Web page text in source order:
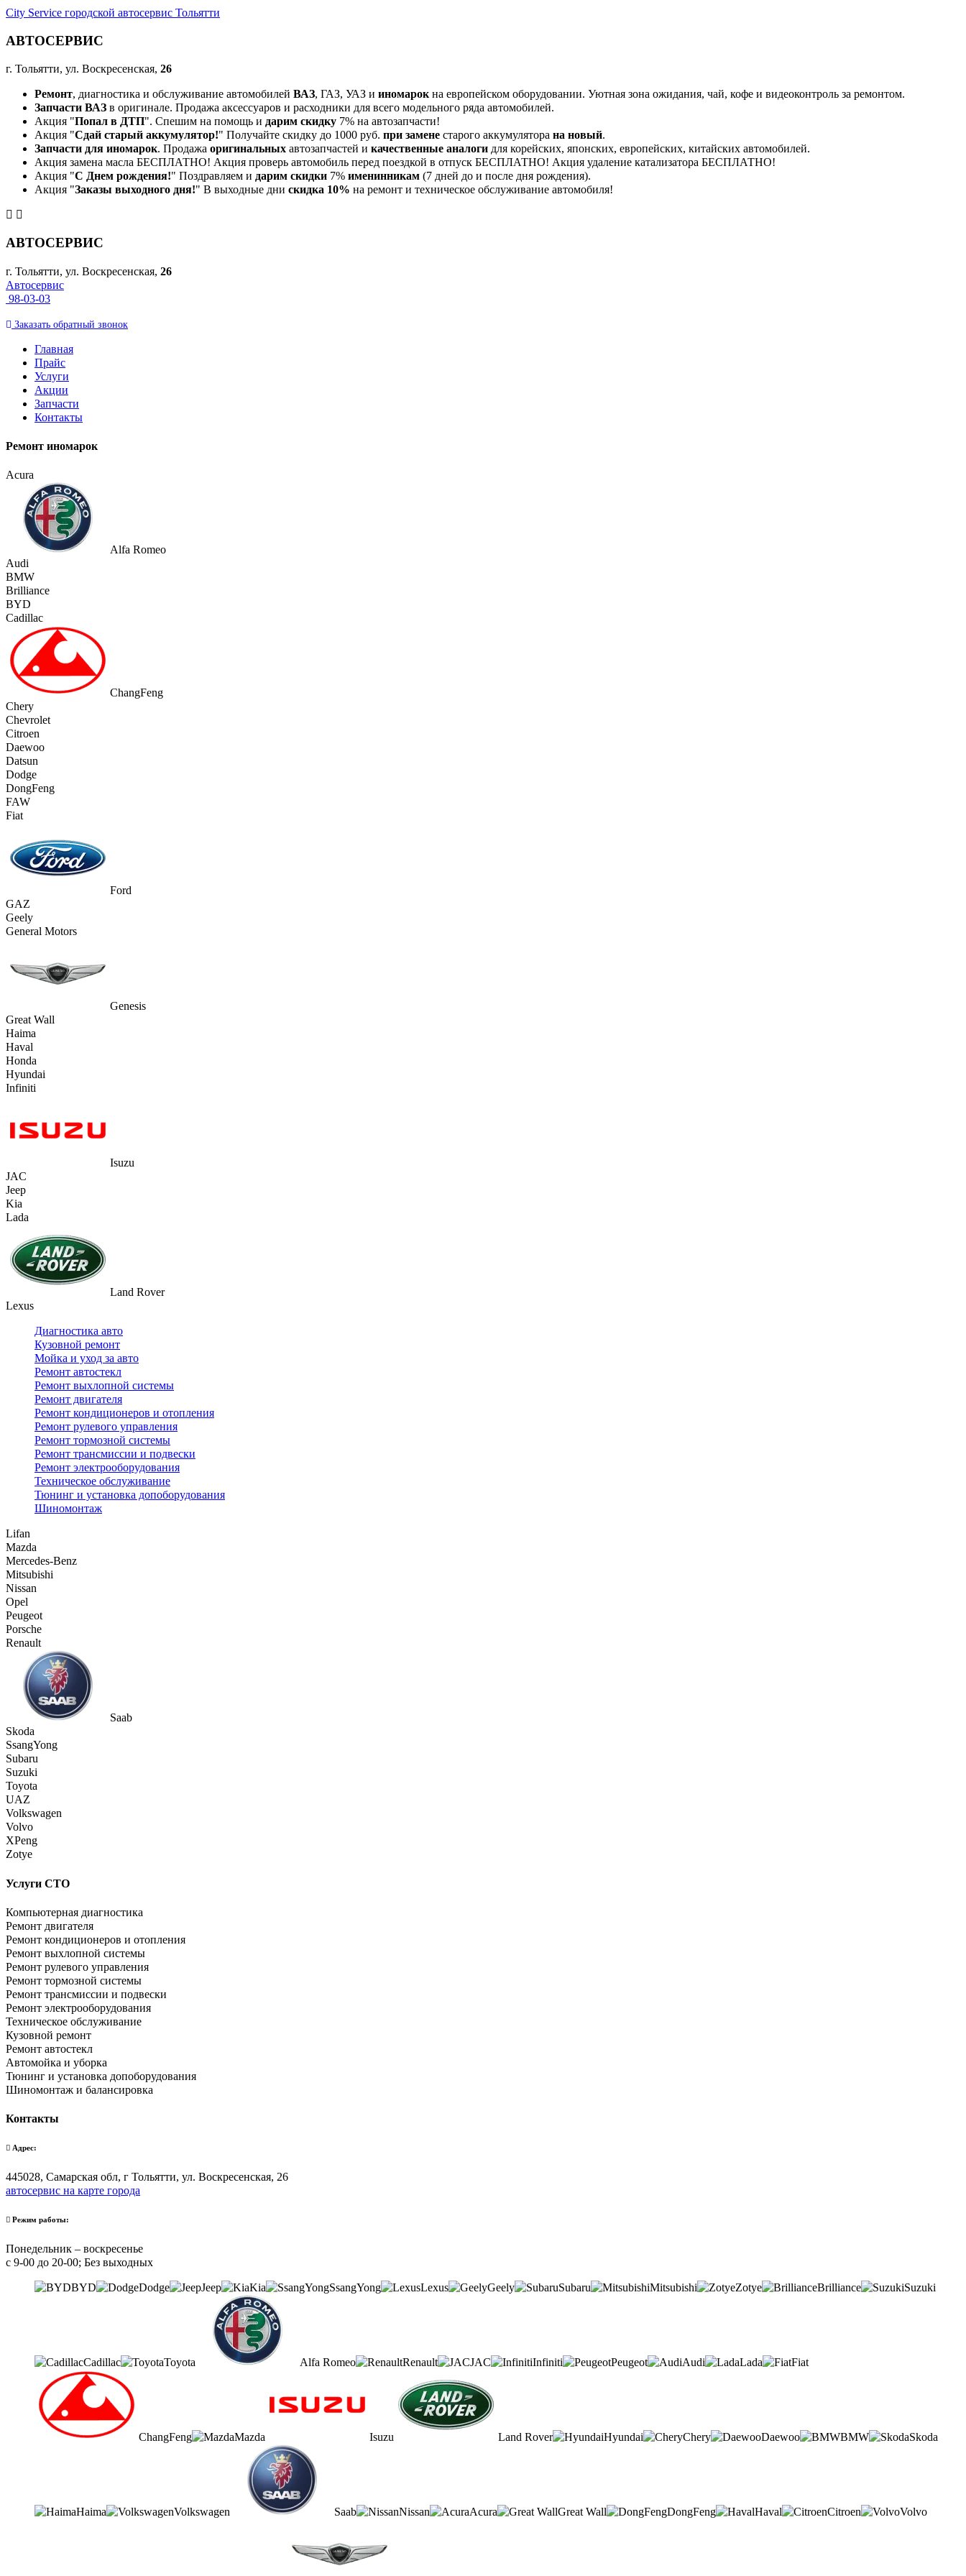
City Service городской автосервис Тольятти
АВТОСЕРВИС
г. Тольятти, ул. Воскресенская, 26
Ремонт, диагностика и обслуживание автомобилей ВАЗ, ГАЗ, УАЗ и иномарокна европейском оборудовании. Уютная зона ожидания, чай, кофе и видеоконтроль за ремонтом.
Запчасти ВАЗ в оригинале. Продажа аксессуаров и расходники для всего модельного ряда автомобилей.
Акция "Попал в ДТП". Спешим на помощь и дарим скидку 7% на автозапчасти!
Акция "Сдай старый аккумулятор!" Получайте скидку до 1000 руб. при замене старого аккумулятора на новый.
Запчасти для иномарок. Продажа оригинальных автозапчастей и качественные аналоги для корейских, японских, европейских, китайских автомобилей.
Акция замена масла БЕСПЛАТНО! Акция проверь автомобиль перед поездкой в отпуск БЕСПЛАТНО! Акция удаление катализатора БЕСПЛАТНО!
Акция "С Днем рождения!" Поздравляем и дарим скидки 7% именинникам (7 дней до и после дня рождения).
Акция "Заказы выходного дня!" В выходные дни скидка 10% на ремонт и техническое обслуживание автомобиля!
АВТОСЕРВИС
г. Тольятти, ул. Воскресенская, 26
Автосервис
98-03-03
Заказать обратный звонок
Главная
Прайс
Услуги
Акции
Запчасти
Контакты
Ремонт иномарок
Acura
Alfa Romeo
Audi
BMW
Brilliance
BYD
Cadillac
ChangFeng
Chery
Chevrolet
Citroen
Daewoo
Datsun
Dodge
DongFeng
FAW
Fiat
Ford
GAZ
Geely
General Motors
Genesis
Great Wall
Haima
Haval
Honda
Hyundai
Infiniti
Isuzu
JAC
Jeep
Kia
Lada
Land Rover
Lexus
Диагностика авто
Кузовной ремонт
Мойка и уход за авто
Ремонт автостекл
Ремонт выхлопной системы
Ремонт двигателя
Ремонт кондиционеров и отопления
Ремонт рулевого управления
Ремонт тормозной системы
Ремонт трансмиссии и подвески
Ремонт электрооборудования
Техническое обслуживание
Тюнинг и установка допоборудования
Шиномонтаж
Lifan
Mazda
Mercedes-Benz
Mitsubishi
Nissan
Opel
Peugeot
Porsche
Renault
Saab
Skoda
SsangYong
Subaru
Suzuki
Toyota
UAZ
Volkswagen
Volvo
XPeng
Zotye
Услуги СТО
Компьютерная диагностика
Ремонт двигателя
Ремонт кондиционеров и отопления
Ремонт выхлопной системы
Ремонт рулевого управления
Ремонт тормозной системы
Ремонт трансмиссии и подвески
Ремонт электрооборудования
Техническое обслуживание
Кузовной ремонт
Ремонт автостекл
Автомойка и уборка
Тюнинг и установка допоборудования
Шиномонтаж и балансировка
Контакты
Адрес:
445028, Самарская обл, г Тольятти, ул. Воскресенская, 26
автосервис на карте города
Режим работы:
Понедельник – воскресенье
с 9-00 до 20-00; Без выходных
BYD Dodge Jeep Kia SsangYong Lexus Geely Subaru Mitsubishi Zotye Brilliance Suzuki
Cadillac Toyota Alfa Romeo Renault JAC Infiniti Peugeot Audi Lada Fiat
ChangFeng Mazda Isuzu Land Rover Hyundai Chery Daewoo BMW Skoda
Haima Volkswagen Saab Nissan Acura Great Wall DongFeng Haval Citroen Volvo